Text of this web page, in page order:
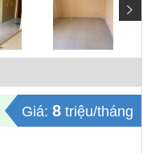
Giá: 8triệu/tháng